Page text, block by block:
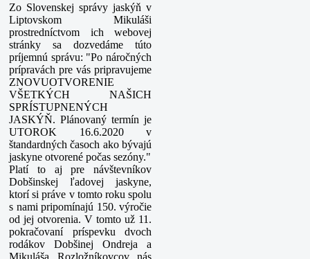
Zo Slovenskej správy jaskýň v
Liptovskom Mikuláši
prostredníctvom ich webovej
stránky sa dozvedáme túto
príjemnú správu: "Po náročných
prípravách pre vás pripravujeme
ZNOVUOTVORENIE
VŠETKÝCH NAŠICH
SPRÍSTUPNENÝCH
JASKÝŇ. Plánovaný termín je
UTOROK 16.6.2020 v
štandardných časoch ako bývajú
jaskyne otvorené počas sezóny."
Platí to aj pre návštevníkov
Dobšinskej ľadovej jaskyne,
ktorí si práve v tomto roku spolu
s nami pripomínajú 150. výročie
od jej otvorenia. V tomto už 11.
pokračovaní príspevku dvoch
rodákov Dobšinej Ondreja a
Mikuláša Rozložníkovcov nás